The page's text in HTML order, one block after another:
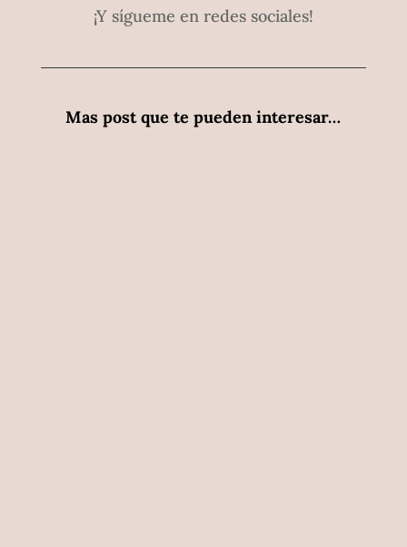
¡Y sígueme en redes sociales!
Mas post que te pueden interesar…